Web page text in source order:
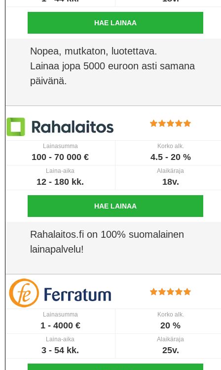
HAE LAINAA
Nopea, mutkaton, luotettava.
Lainaa jopa 5000 euroon asti samana
päivänä.
Lainasumma
100 - 70 000 €
Korko alk.
4.5 - 20 %
Laina-aika
12 - 180 kk.
Alaikäraja
18v.
HAE LAINAA
Rahalaitos.fi on 100% suomalainen
lainapalvelu!
Lainasumma
1 - 4000 €
Korko alk.
20 %
Laina-aika
3 - 54 kk.
Alaikäraja
25v.